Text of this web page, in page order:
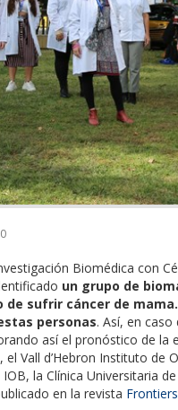
Biomédica con
un grupo de
sufrir cáncer de
personas. Así, en
así el pronóstico de la
Vall d’Hebron Instituto de
la Clínica Universitaria
en la revista